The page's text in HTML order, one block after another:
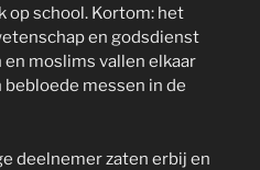
op school. Kortom: het
en godsdienst
moslims vallen elkaar
messen in de
deelnemer zaten erbij en